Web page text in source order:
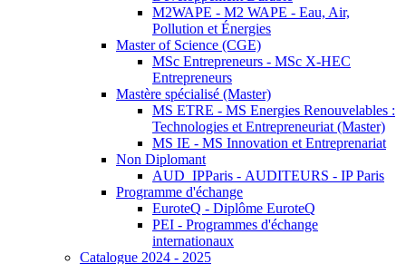
M2WAPE - M2 WAPE - Eau, Air,
Pollution et Énergies
Master of Science (CGE)
MSc Entrepreneurs - MSc X-HEC
Entrepreneurs
Mastère spécialisé (Master)
MS ETRE - MS Energies Renouvelables :
Technologies et Entrepreneuriat (Master)
MS IE - MS Innovation et Entreprenariat
Non Diplomant
AUD_IPParis - AUDITEURS - IP Paris
Programme d'échange
EuroteQ - Diplôme EuroteQ
PEI - Programmes d'échange
internationaux
Catalogue 2024 - 2025